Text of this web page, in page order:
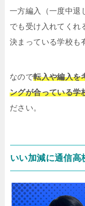
一方編入（一度中退
でも受け入れてくれ
決まっている学校も
なので転入や編入を
ングが合っている学
ださい。
いい加減に通信高